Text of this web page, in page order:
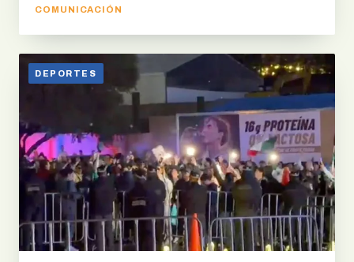
COMUNICACIÓN
DEPORTES